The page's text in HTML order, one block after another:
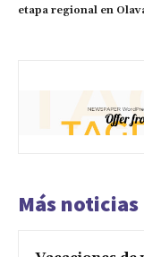
etapa regional en
Más noticias